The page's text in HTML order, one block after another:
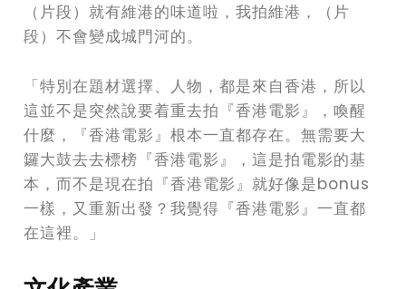
（片段）就有維港的味道啦，我拍維港，（片
段）不會變成城門河的。
「特別在題材選擇、人物，都是來自香港，所以
這並不是突然說要着重去拍『香港電影』，喚醒
什麼，『香港電影』根本一直都存在。無需要大
鑼大鼓去去標榜『香港電影』，這是拍電影的基
本，而不是現在拍『香港電影』就好像是bonus
一樣，又重新出發？我覺得『香港電影』一直都
在這裡。」